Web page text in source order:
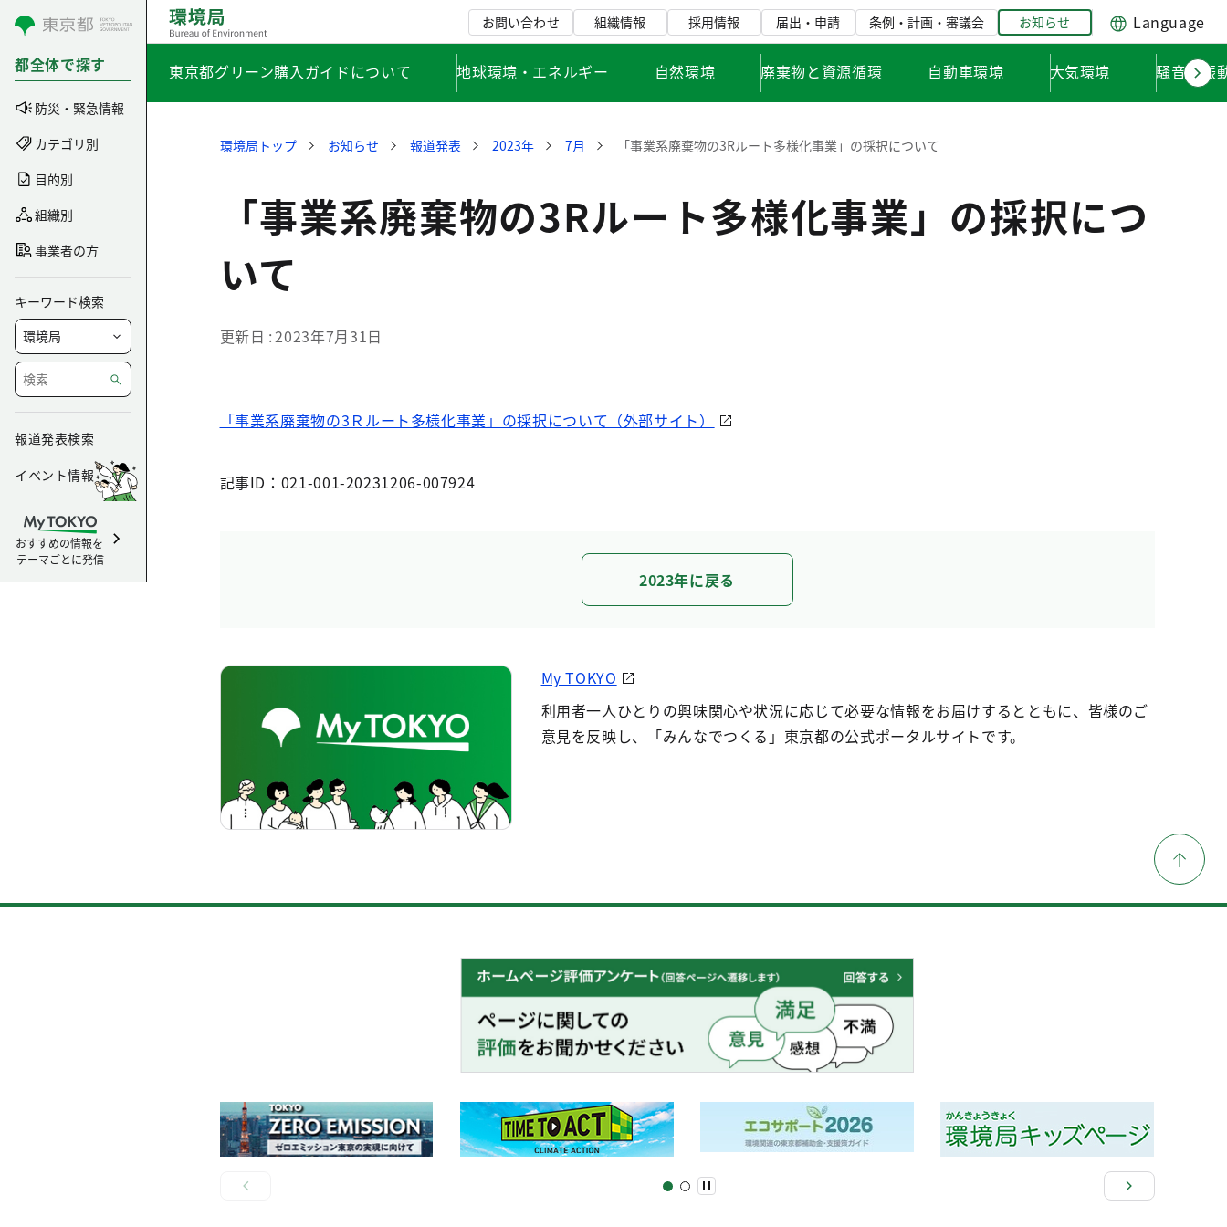
コンテンツにスキップ
都全体で探す
防災・緊急情報
カテゴリ別
目的別
組織別
事業者の方
キーワード検索
報道発表検索
イベント情報
おすすめの情報を
テーマごとに発信
お問い合わせ 組織情報 採用情報 届出・申請 条例・計画・審議会 お知らせ Language
東京都グリーン購入ガイドについて 地球環境・エネルギー 自然環境 廃棄物と資源循環 自動車環境 大気環境 騒音・振
環境局トップ お知らせ 報道発表 2023年 7月 「事業系廃棄物の3Rルート多様化事業」の採択について
「事業系廃棄物の3Rルート多様化事業」の採択につ
いて
更新日 2023年7月31日
「事業系廃棄物の3Ｒルート多様化事業」の採択について（外部サイト）
記事ID：021-001-20231206-007924
2023年に戻る
My TOKYO
利用者一人ひとりの興味関心や状況に応じて必要な情報をお届けするとともに、皆様のご
意見を反映し、「みんなでつくる」東京都の公式ポータルサイトです。